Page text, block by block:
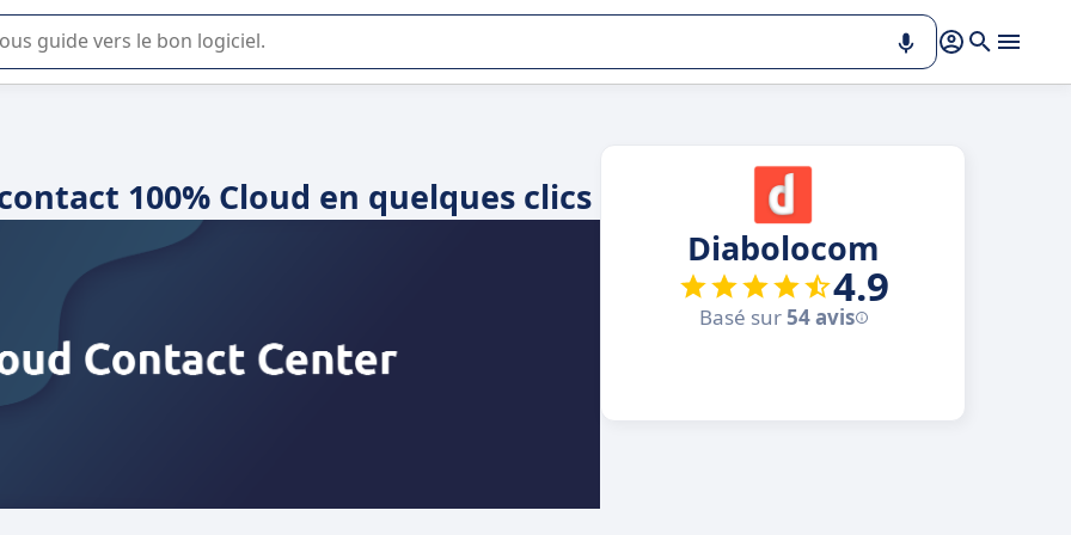
100% Cloud en quelques clics
Diabolocom
4.9
Basé sur54 avis